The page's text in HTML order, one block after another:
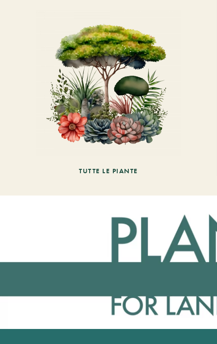
TUTTE LE PIANTE